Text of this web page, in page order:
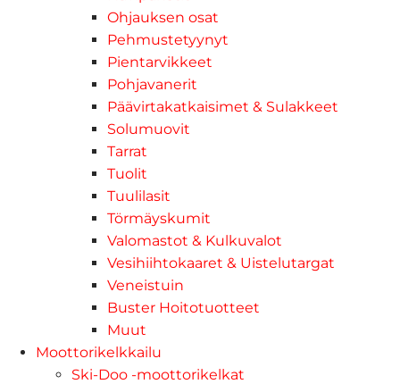
Ohjauksen osat
Pehmustetyynyt
Pientarvikkeet
Pohjavanerit
Päävirtakatkaisimet & Sulakkeet
Solumuovit
Tarrat
Tuolit
Tuulilasit
Törmäyskumit
Valomastot & Kulkuvalot
Vesihiihtokaaret & Uistelutargat
Veneistuin
Buster Hoitotuotteet
Muut
Moottorikelkkailu
Ski-Doo -moottorikelkat